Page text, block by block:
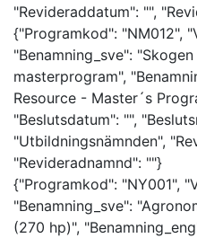
"Revideraddatum": "",
{"Programkod": "NM012",
"Benamning_sve":
masterprogram",
Resource - Master´s
"Beslutsdatum": "",
"Utbildningsnämnden",
"Revideradnamnd": ""}
{"Programkod": "NY001",
"Benamning_sve":
(270 hp)",